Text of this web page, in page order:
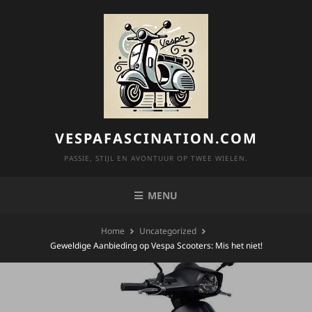
VESPAFASCINATION.COM
PASSIE, STIJL EN AVONTUUR OP TWEE WIELEN.
MENU
Home
Uncategorized
Geweldige Aanbieding op Vespa Scooters: Mis het niet!